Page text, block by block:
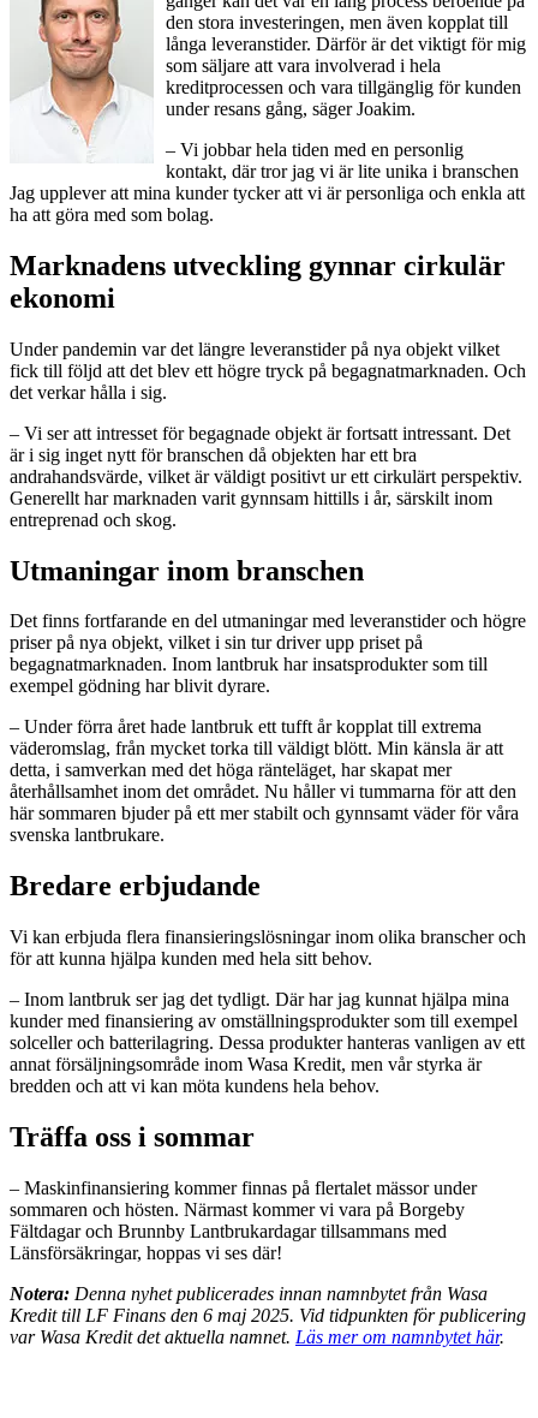
den stora investeringen, men även kopplat till
långa leveranstider. Därför är det viktigt för mig
som säljare att vara involverad i hela
kreditprocessen och vara tillgänglig för kunden
under resans gång, säger Joakim.
– Vi jobbar hela tiden med en personlig
kontakt, där tror jag vi är lite unika i branschen
Jag upplever att mina kunder tycker att vi är personliga och enkla att
ha att göra med som bolag.
Marknadens utveckling gynnar cirkulär
ekonomi
Under pandemin var det längre leveranstider på nya objekt vilket
fick till följd att det blev ett högre tryck på begagnatmarknaden. Och
det verkar hålla i sig.
– Vi ser att intresset för begagnade objekt är fortsatt intressant. Det
är i sig inget nytt för branschen då objekten har ett bra
andrahandsvärde, vilket är väldigt positivt ur ett cirkulärt perspektiv.
Generellt har marknaden varit gynnsam hittills i år, särskilt inom
entreprenad och skog.
Utmaningar inom branschen
Det finns fortfarande en del utmaningar med leveranstider och högre
priser på nya objekt, vilket i sin tur driver upp priset på
begagnatmarknaden. Inom lantbruk har insatsprodukter som till
exempel gödning har blivit dyrare.
– Under förra året hade lantbruk ett tufft år kopplat till extrema
väderomslag, från mycket torka till väldigt blött. Min känsla är att
detta, i samverkan med det höga ränteläget, har skapat mer
återhållsamhet inom det området. Nu håller vi tummarna för att den
här sommaren bjuder på ett mer stabilt och gynnsamt väder för våra
svenska lantbrukare.
Bredare erbjudande
Vi kan erbjuda flera finansieringslösningar inom olika branscher och
för att kunna hjälpa kunden med hela sitt behov.
– Inom lantbruk ser jag det tydligt. Där har jag kunnat hjälpa mina
kunder med finansiering av omställningsprodukter som till exempel
solceller och batterilagring. Dessa produkter hanteras vanligen av ett
annat försäljningsområde inom Wasa Kredit, men vår styrka är
bredden och att vi kan möta kundens hela behov.
Träffa oss i sommar
– Maskinfinansiering kommer finnas på flertalet mässor under
sommaren och hösten. Närmast kommer vi vara på Borgeby
Fältdagar och Brunnby Lantbrukardagar tillsammans med
Länsförsäkringar, hoppas vi ses där!
Notera: Denna nyhet publicerades innan namnbytet från Wasa
Kredit till LF Finans den 6 maj 2025. Vid tidpunkten för publicering
var Wasa Kredit det aktuella namnet. Läs mer om namnbytet här.